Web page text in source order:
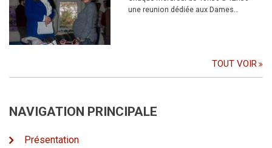
une reunion dédiée aux Dames…
TOUT VOIR
NAVIGATION PRINCIPALE
Présentation